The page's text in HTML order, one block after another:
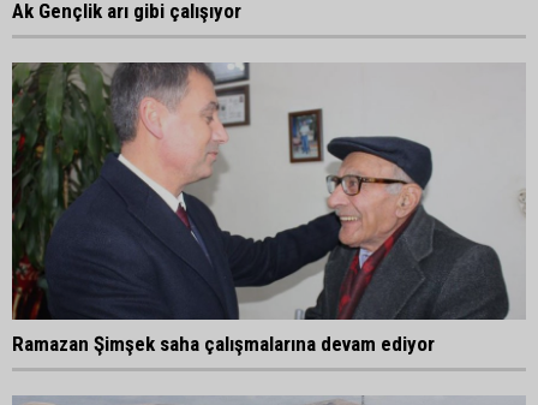
Ak Gençlik arı gibi çalışıyor
Ramazan Şimşek saha çalışmalarına devam ediyor